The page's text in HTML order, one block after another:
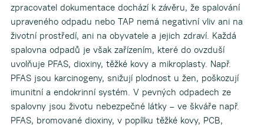
zpracovatel dokumentace dochází k závěru, že spalování
upraveného odpadu nebo TAP nemá negativní vliv ani na
životní prostředí, ani na obyvatele a jejich zdraví. Každá
spalovna odpadů je však zařízením, které do ovzduší
uvolňuje PFAS, dioxiny, těžké kovy a mikroplasty. Např.
PFAS jsou karcinogeny, snižují plodnost u žen, poškozují
imunitní a endokrinní systém. V pevných odpadech ze
spalovny jsou životu nebezpečné látky – ve škváře např.
PFAS, bromované dioxiny, v popílku těžké kovy, PCB,